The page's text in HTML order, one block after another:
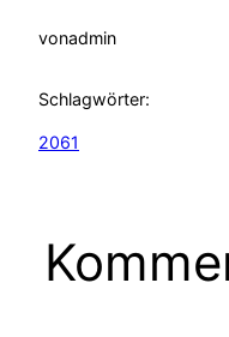
vonadmin
Schlagwörter:
2061